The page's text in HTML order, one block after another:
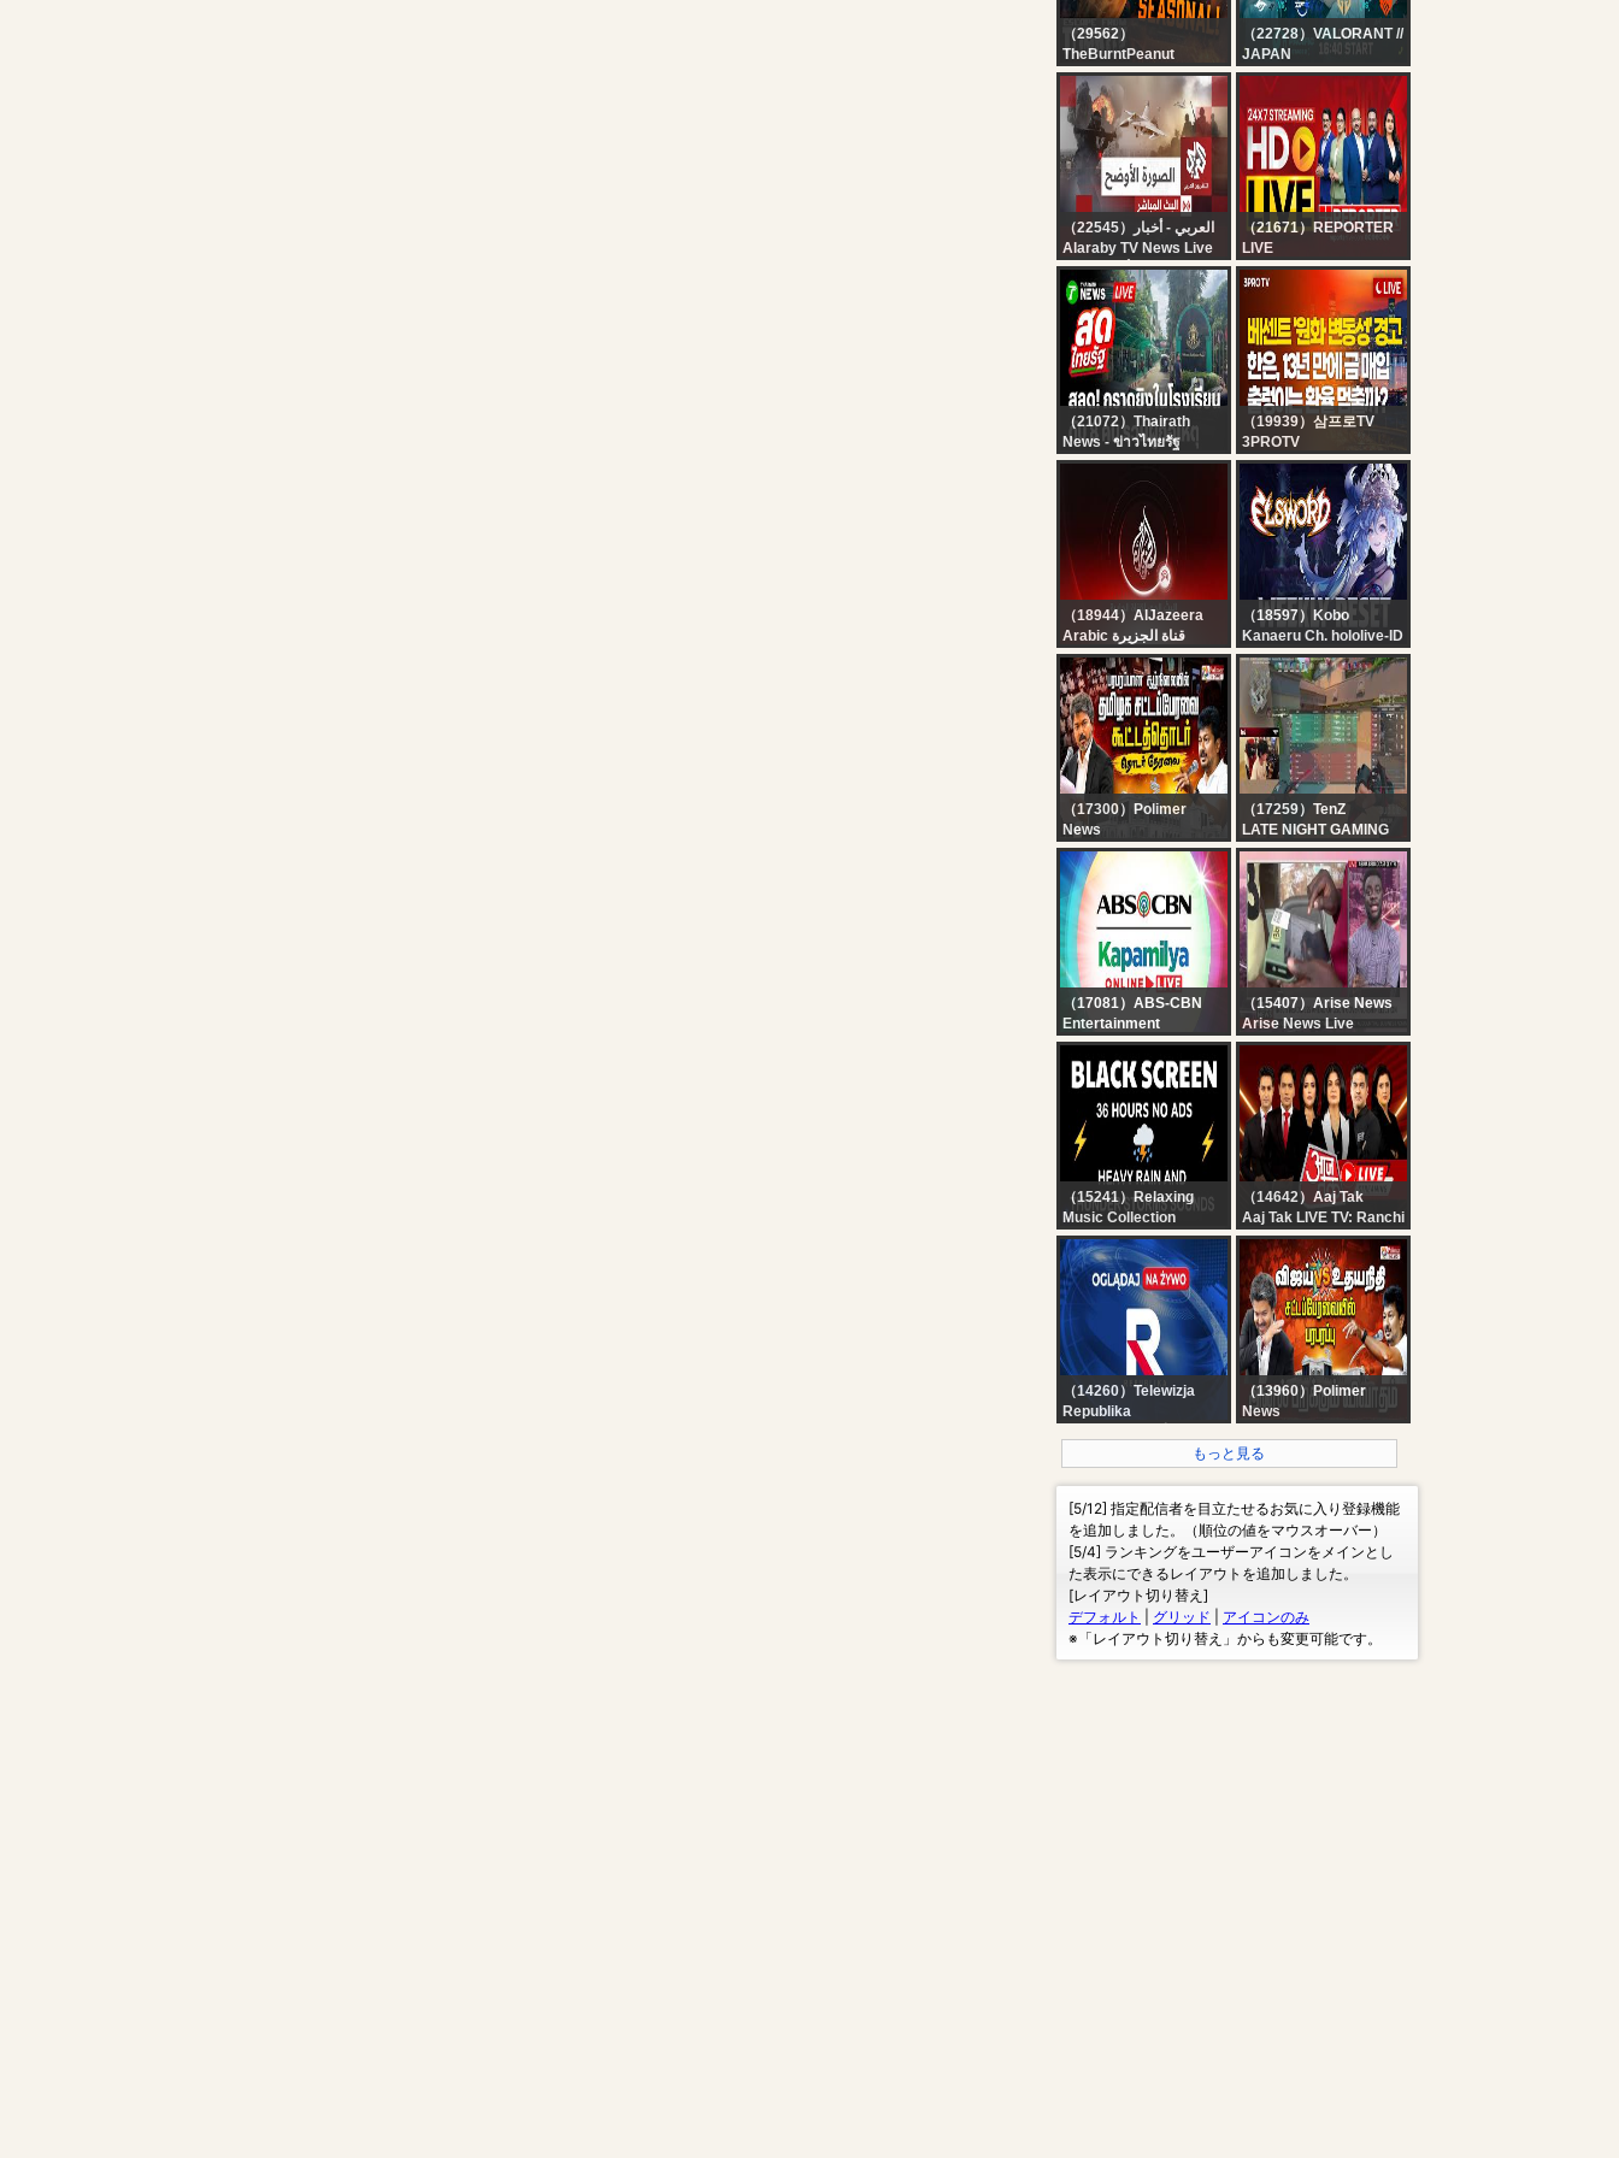
（29562）
TheBurntPeanut
?LIVE | TARKOV
SEASONAL | DAY 4 |
HutchMF x GIMMICK |
THICC MEN
THURSDAY |
#BUNGULATE
（22728）VALORANT //
JAPAN
VCT Pacific 2026 :
STAGE 2 - DAY 13
（22545）العربي - أخبار
Alaraby TV News Live
قناة العربي أخبار | البث
الحي المباشر
（21671）REPORTER
LIVE
24x7 Reporter Live TV |
Kerala Rain Alert Live |
HD Streaming | Latest
Malayalam News |
Reporter
（21072）Thairath
News - ข่าวไทยรัฐ
?LIVE : สลด! กราดยิง
รร.เทพศิรินทร์ นนทบุรี เสีย
ชีวิต 8 คน บาดเจ็บ 22 คน
| 7 ส.ค. 69 | สดไทยรัฐ
（19939）삼프로TV
3PROTV
반도체 다시 흔들, 코스피
박스권 돌파 신호는 | 홍선
애, 박승영 한화투자증권
PLUS자산전략팀장 [여의
도 인사이트]
（18944）AlJazeera
Arabic قناة الجزيرة
البث الحي لقناة الجزيرة |
التغطية مستمرة
（18597）Kobo
Kanaeru Ch. hololive-ID
【ELSWORD】WEEKLY
RESET!! CP speedrun
cuz I wanted to get to
d3 raid T-T
（17300）Polimer
News
?LIVE : CMVijay |
Udhayanidhi Stalin |
TNAssembly 2026 |
சட்டப்பேரவையில் இருந்து
நேரலை.. Mekedatu
（17259）TenZ
LATE NIGHT GAMING
ACTION, TODAY WAS A
GOOD DAY
（17081）ABS-CBN
Entertainment
Kapamilya Online Live |
August 7, 2026
（15407）Arise News
Arise News Live
（15241）Relaxing
Music Collection
? Heavy Rain and
Thunder Sounds for
Sleeping - Black
Screen | Perfect
Thunderstorm for Rest,
Live
（14642）Aaj Tak
Aaj Tak LIVE TV: Ranchi
Student Protest |
Parliament Session |
PM Modi | Rahul Gandhi
| Hindi News
（14260）Telewizja
Republika
OGLĄDAJ Telewizja
Republika
（13960）Polimer
News
2026 | தொடங்கியது
தமிழக சட்டப்பேரவை
UdhayanidhiStalin
もっと見る
[5/12] 指定配信者を目立たせるお気に入り登録機能
を追加しました。（順位の値をマウスオーバー）
[5/4] ランキングをユーザーアイコンをメインとし
た表示にできるレイアウトを追加しました。
[レイアウト切り替え]
デフォルト
グリッド
アイコンのみ
※「レイアウト切り替え」からも変更可能です。